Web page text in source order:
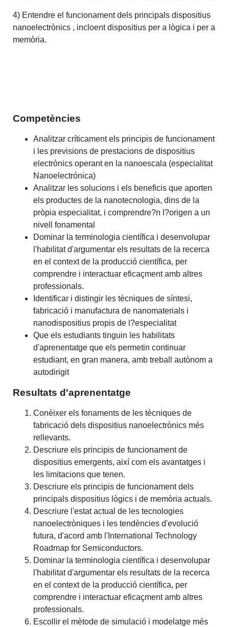
4) Entendre el funcionament dels principals dispositius
nanoelectrònics , incloent dispositius per a lògica i per a
memòria.
Competències
Analitzar críticament els principis de funcionament
i les previsions de prestacions de dispositius
electrònics operant en la nanoescala (especialitat
Nanoelectrónica)
Analitzar les solucions i els beneficis que aporten
els productes de la nanotecnologia, dins de la
pròpia especialitat, i comprendre?n l?origen a un
nivell fonamental
Dominar la terminologia científica i desenvolupar
l'habilitat d'argumentar els resultats de la recerca
en el context de la producció científica, per
comprendre i interactuar eficaçment amb altres
professionals.
Identificar i distingir les tècniques de síntesi,
fabricació i manufactura de nanomaterials i
nanodispositius propis de l?especialitat
Que els estudiants tinguin les habilitats
d'aprenentatge que els permetin continuar
estudiant, en gran manera, amb treball autònom a
autodirigit
Resultats d'aprenentatge
Conèixer els fonaments de les tècniques de
fabricació dels dispositius nanoelectrònics més
rellevants.
Descriure els principis de funcionament de
dispositius emergents, així com els avantatges i
les limitacions que tenen.
Descriure els principis de funcionament dels
principals dispositius lògics i de memòria actuals.
Descriure l'estat actual de les tecnologies
nanoelectròniques i les tendències d'evolució
futura, d'acord amb l'International Technology
Roadmap for Semiconductors.
Dominar la terminologia científica i desenvolupar
l'habilitat d'argumentar els resultats de la recerca
en el context de la producció científica, per
comprendre i interactuar eficaçment amb altres
professionals.
Escollir el mètode de simulació i modelatge més